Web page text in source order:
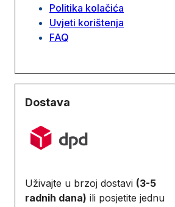
Politika kolačića
Uvjeti korištenja
FAQ
Dostava
Uživajte u brzoj dostavi (3-5
radnih dana) ili posjetite jednu